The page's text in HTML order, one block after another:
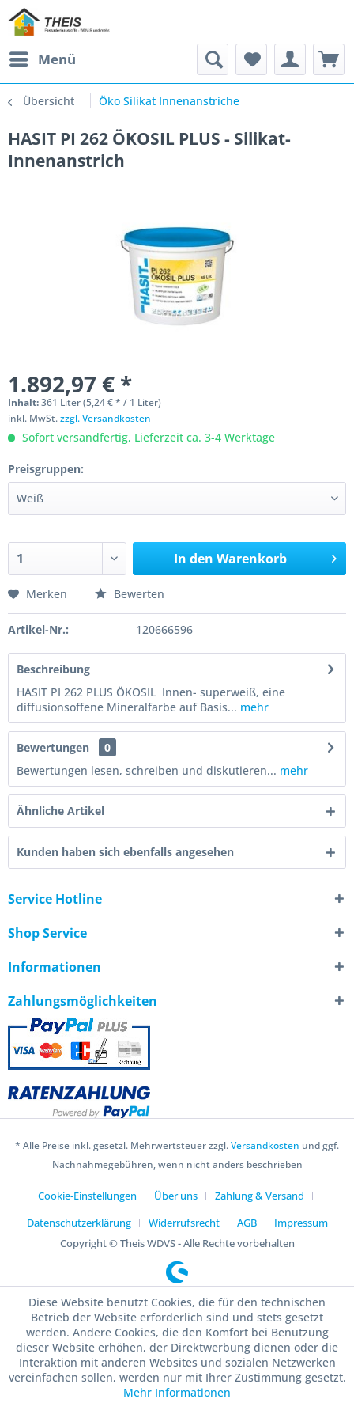
Menü
Übersicht Öko Silikat Innenanstriche
HASIT PI 262 ÖKOSIL PLUS - Silikat-
Innenanstrich
1.892,97 € *
Inhalt:361 Liter (5,24 € * / 1 Liter)
inkl. MwSt.zzgl. Versandkosten
Sofort versandfertig, Lieferzeit ca. 3-4 Werktage
Preisgruppen:
In den Warenkorb
Merken Bewerten
Artikel-Nr.: 120666596
Beschreibung
HASIT PI 262 PLUS ÖKOSIL Innen- superweiß, eine
diffusionsoffene Mineralfarbe auf Basis... mehr
Bewertungen
0
Bewertungen lesen, schreiben und diskutieren... mehr
Ähnliche Artikel
Kunden haben sich ebenfalls angesehen
Service Hotline
Shop Service
Informationen
Zahlungsmöglichkeiten
* Alle Preise inkl. gesetzl. Mehrwertsteuer zzgl.Versandkosten und ggf.
Nachnahmegebühren, wenn nicht anders beschrieben
Cookie-Einstellungen Über uns
Zahlung & Versand
Datenschutzerklärung
Widerrufsrecht AGB
Impressum
Copyright © Theis WDVS - Alle Rechte vorbehalten
Diese Website benutzt Cookies, die für den technischen
Betrieb der Website erforderlich sind und stets gesetzt
werden. Andere Cookies, die den Komfort bei Benutzung
dieser Website erhöhen, der Direktwerbung dienen oder die
Interaktion mit anderen Websites und sozialen Netzwerken
vereinfachen sollen, werden nur mit Ihrer Zustimmung gesetzt.
Mehr Informationen